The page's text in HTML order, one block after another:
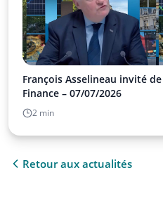
François Asselineau invité
Finance – 07/07/2026
2 min
Retour aux actualités